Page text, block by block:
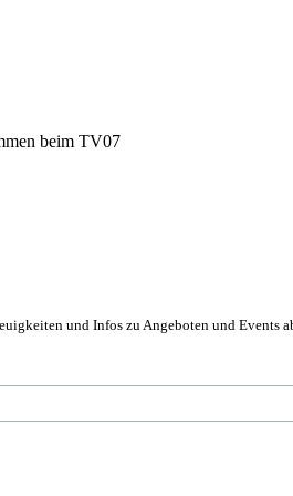
beim TV07
und Infos zu Angeboten und Events